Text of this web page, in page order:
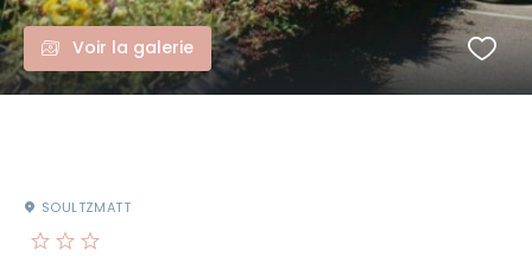
Voir la galerie
SOULTZMATT